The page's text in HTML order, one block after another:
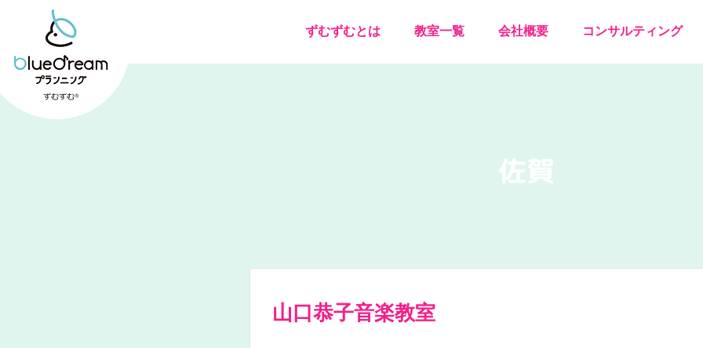
ずむずむとは 教室一覧 会社概要 コンサルティング
佐賀
山口恭子音楽教室